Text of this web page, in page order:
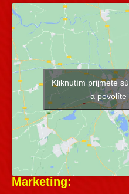
Kliknutím prijmete
a povolíte
Marketing: